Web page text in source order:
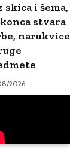
skica i šema,
stvara
narukvice
2026